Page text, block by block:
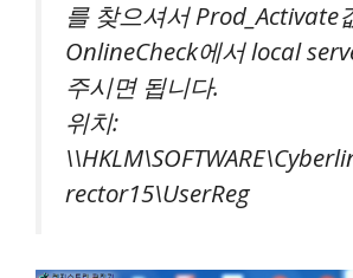
를 찾으셔서 Prod_Activate
OnlineCheck에서 local
주시면 됩니다.
위치:
rector15\UserReg